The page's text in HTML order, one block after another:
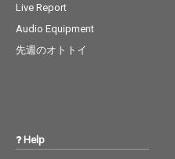
Live Report
Audio Equipment
先週のオトトイ
Help